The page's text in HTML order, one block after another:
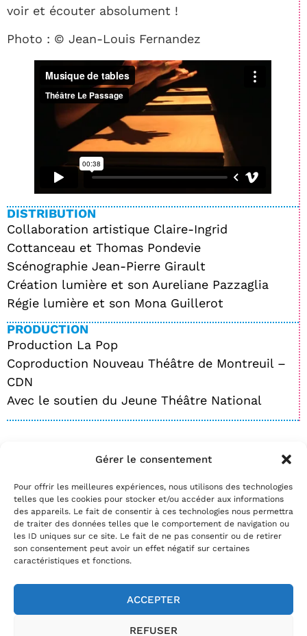
Gérer le consentement
Pour offrir les meilleures expériences, nous utilisons des technologies
telles que les cookies pour stocker et/ou accéder aux informations
des appareils. Le fait de consentir à ces technologies nous permettra
de traiter des données telles que le comportement de navigation ou
les ID uniques sur ce site. Le fait de ne pas consentir ou de retirer
son consentement peut avoir un effet négatif sur certaines
caractéristiques et fonctions.
ACCEPTER
REFUSER
voir et écouter absolument !
Photo : © Jean-Louis Fernandez
DISTRIBUTION
Collaboration artistique Claire-Ingrid
Cottanceau et Thomas Pondevie
Scénographie Jean-Pierre Girault
Création lumière et son Aureliane Pazzaglia
Régie lumière et son Mona Guillerot
PRODUCTION
Production La Pop
Coproduction Nouveau Théâtre de Montreuil –
CDN
Avec le soutien du Jeune Théâtre National
Date(s)
Réservez
par téléphone au02.35.29.22.81
par mailinfo@theatrelepassage.fr
02.35.29.22.81